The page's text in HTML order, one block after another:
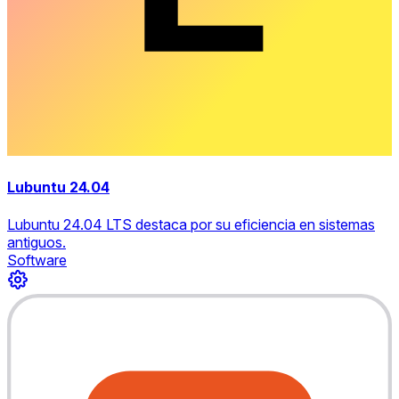
Lubuntu 24.04
Lubuntu 24.04 LTS destaca por su eficiencia en sistemas
antiguos.
Software